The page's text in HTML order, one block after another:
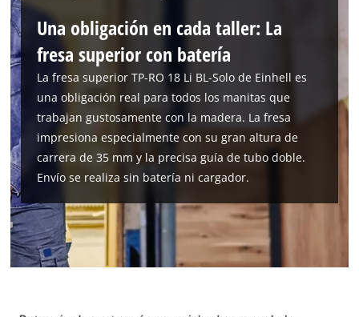
Una obligación en cada taller: La
fresa superior con batería
La fresa superior TP-RO 18 Li BL-Solo de Einhell es
una obligación real para todos los manitas que
trabajan gustosamente con la madera. La fresa
impresiona especialmente con su gran altura de
carrera de 35 mm y la precisa guía de tubo doble.
Envío se realiza sin batería ni cargador.